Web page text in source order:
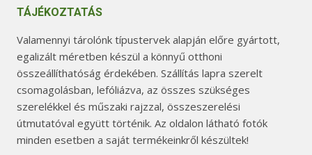
TÁJÉKOZTATÁS
Valamennyi tárolónk típustervek alapján előre gyártott,
egalizált méretben készül a könnyű otthoni
összeállíthatóság érdekében. Szállítás lapra szerelt
csomagolásban, lefóliázva, az összes szükséges
szerelékkel és műszaki rajzzal, összeszerelési
útmutatóval együtt történik. Az oldalon látható fotók
minden esetben a saját termékeinkről készültek!